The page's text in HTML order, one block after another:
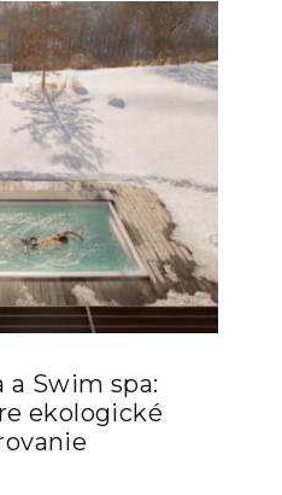
Swim spa:
ekologické